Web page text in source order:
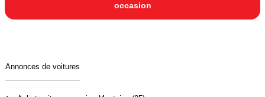
occasion
Annonces de voitures